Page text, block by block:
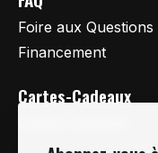
Foire aux Questions
Financement
Cartes-Cadeaux